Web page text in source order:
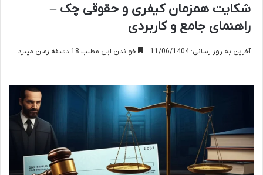
شکایت همزمان کیفری و حقوقی چک –
راهنمای جامع و کاربردی
آخرین به روز رسانی: 11/06/1404 خواندن این مطلب 18 دقیقه زمان میبرد